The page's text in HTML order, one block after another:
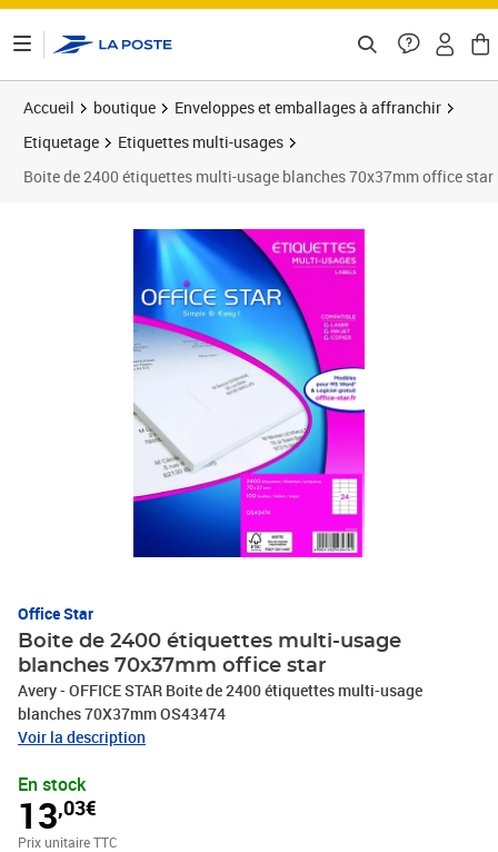
Accueil boutique
Enveloppes et emballages à affranchir
Etiquetage
Etiquettes multi-usages
Boite de 2400 étiquettes multi-usage blanches 70x37mm office star
Office Star
Boite de 2400 étiquettes multi-usage
blanches 70x37mm office star
Avery - OFFICE STAR Boite de 2400 étiquettes multi-usage
blanches 70X37mm OS43474
Voir la description
En stock
13,03€
Prix unitaire TTC